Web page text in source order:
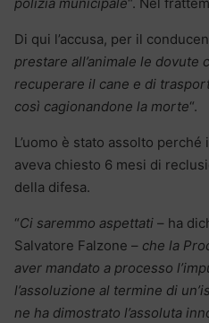
Di qui l’accusa, per il
prestare all’animale le dovute
recuperare il cane e di
così cagionandone la morte“.
L’uomo è stato assolto
aveva chiesto 6 mesi di
della difesa.
“Ci saremmo aspettati – ha
Salvatore Falzone – che la
aver mandato a processo
l’assoluzione al termine di
ne ha dimostrato l’assoluta